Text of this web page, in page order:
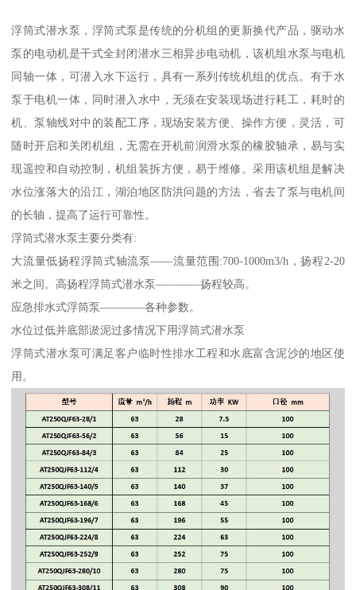
浮筒式潜水泵，浮筒式泵是传统的分机组的更新换代产品，驱动水
泵的电动机是干式全封闭潜水三相异步电动机，该机组水泵与电机
同轴一体，可潜入水下运行，具有一系列传统机组的优点。有于水
泵于电机一体，同时潜入水中，无须在安装现场进行耗工，耗时的
机、泵轴线对中的装配工序，现场安装方便、操作方便，灵活，可
随时开启和关闭机组，无需在开机前润滑水泵的橡胶轴承，易与实
现遥控和自动控制，机组装拆方便，易于维修。采用该机组是解决
水位涨落大的沿江，湖泊地区防洪问题的方法，省去了泵与电机间
的长轴，提高了运行可靠性。
浮筒式潜水泵主要分类有:
大流量低扬程浮筒式轴流泵——流量范围:700-1000m3/h，扬程2-20
米之间。高扬程浮筒式潜水泵————扬程较高。
应急排水式浮筒泵————各种参数。
水位过低并底部淤泥过多情况下用浮筒式潜水泵
浮筒式潜水泵可满足客户临时性排水工程和水底富含泥沙的地区使
用。